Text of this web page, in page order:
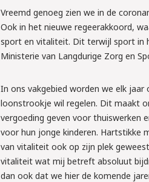
Vreemd genoeg zien we in de
Ook in het nieuwe regeerakkoord,
sport en vitaliteit. Dit terwijl sport in
Ministerie van Langdurige Zorg en
In ons vakgebied worden we elk
loonstrookje wil regelen. Dit maakt
vergoeding geven voor thuiswerken
voor hun jonge kinderen. Hartstikke
van vitaliteit ook op zijn plek
vitaliteit wat mij betreft absoluut
dan ook dat we hier de komende
regelen
inlenen van
krachten?
Meld je gratis